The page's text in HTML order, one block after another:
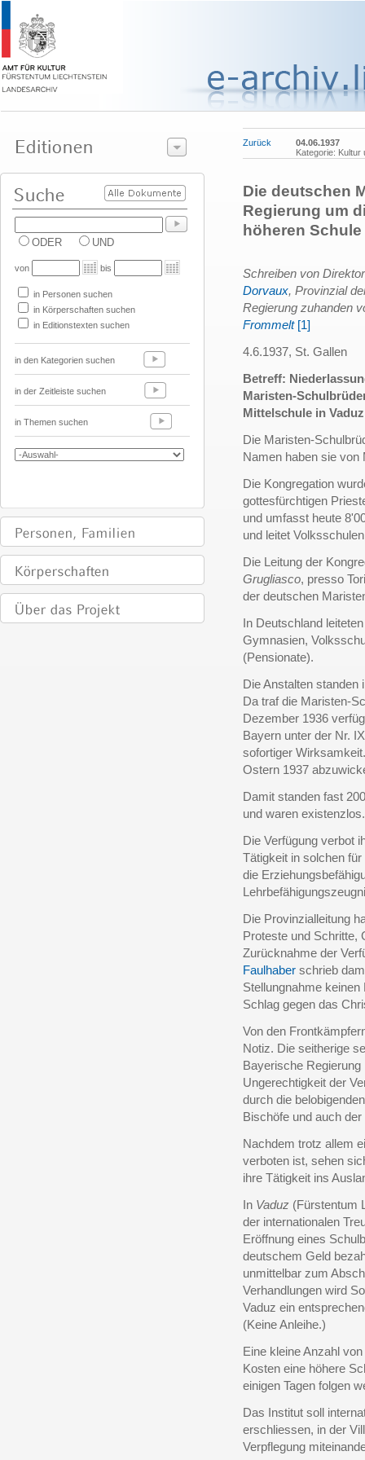
ODER UND
von bis
in Personen suchen
in Körperschaften suchen
in Editionstexten suchen
in den Kategorien suchen
in der Zeitleiste suchen
in Themen suchen
Zurück
04.06.1937
Kategorie: Kultur
Die deutschen
Regierung um
höheren
Schreiben von
Dorvaux, Provinzial
Regierung zuhanden
Frommelt [1]
4.6.1937, St. Gallen
Betreff:
Maristen-
Mittelschule in Vaduz
Die Maristen-
Namen haben sie von
Die Kongregation
gottesfürchtigen
und umfasst heute
und leitet
Die Leitung der
Grugliasco, presso
der deutschen
In Deutschland
Gymnasien,
(Pensionate).
Die Anstalten standen
Da traf die Maristen-
Dezember 1936
Bayern unter der Nr.
sofortiger
Ostern 1937
Damit standen fast
und waren existenzlos.
Die Verfügung verbot
Tätigkeit in solchen
die
Die Provinzialleitung
Proteste und Schritte,
Zurücknahme der
Faulhaber schrieb
Stellungnahme
Schlag gegen das
Von den
Notiz. Die seitherige
Bayerische
Ungerechtigkeit der
durch die
Bischöfe und auch
Nachdem trotz allem
verboten ist, sehen
ihre Tätigkeit ins
In Vaduz (Fürstentum
der internationalen
Eröffnung eines
deutschem Geld
unmittelbar zum
Verhandlungen wird
Vaduz ein
(Keine Anleihe.)
Eine kleine Anzahl
Kosten eine höhere
einigen Tagen folgen
Das Institut soll
erschliessen, in der
Verpflegung